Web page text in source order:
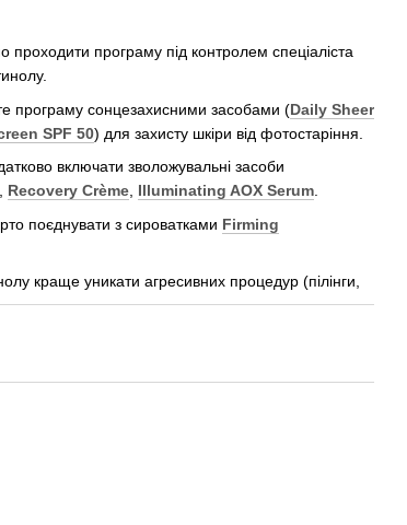
програму під контролем спеціаліста
програму сонцезахисними засобами (Daily Sheer
SPF 50) для захисту шкіри від фотостаріння.
включати зволожувальні засоби
Recovery Crème Illuminating AOX Serum
поєднувати з сироватками Firming
краще уникати агресивних процедур (пілінги,